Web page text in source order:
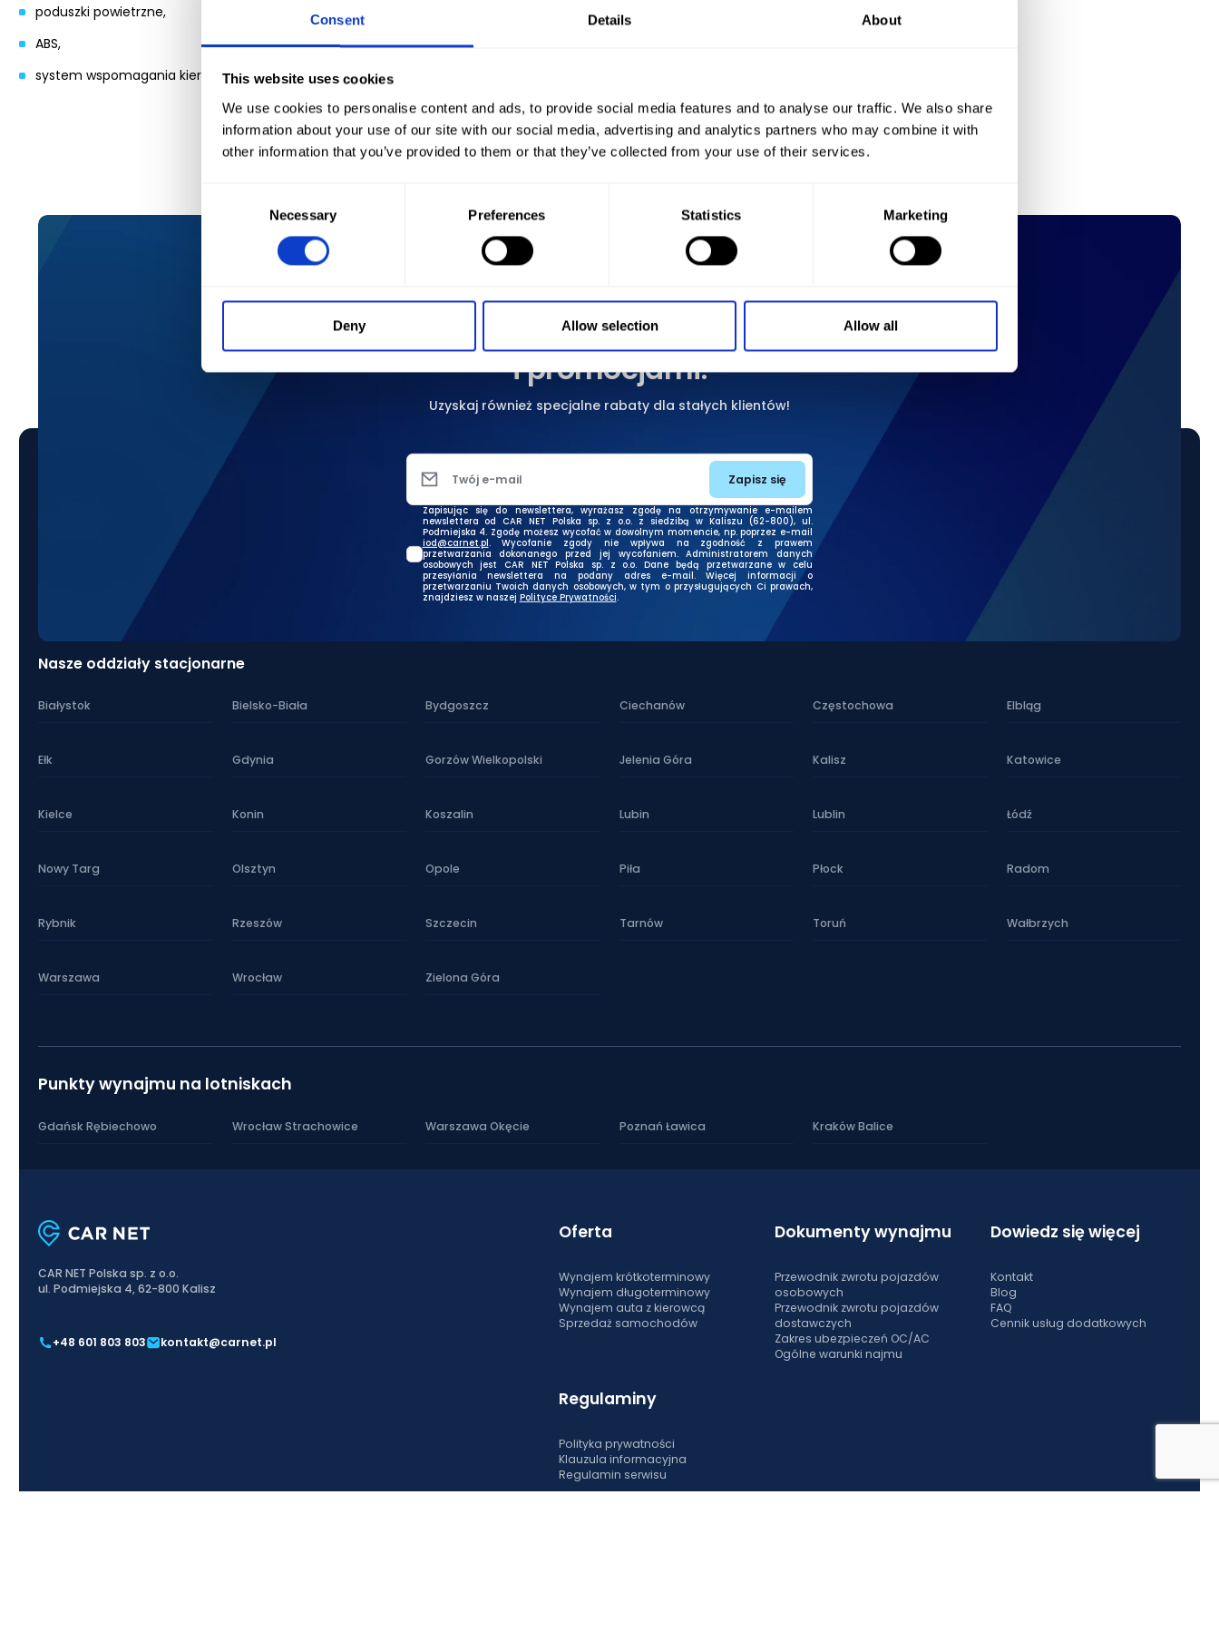
Consent Details About
This website uses cookies
We use cookies to personalise content and ads, to provide social media features and to analyse our traffic. We also share
information about your use of our site with our social media, advertising and analytics partners who may combine it with
other information that you’ve provided to them or that they’ve collected from your use of their services.
Selection
Necessary Preferences Statistics Marketing
Deny Allow selection Allow all
poduszki powietrzne,
ABS,
system wspomagania kierownicy.
Bądź na bieżąco
z naszymi nowościami
i promocjami.
Uzyskaj również specjalne rabaty dla stałych klientów!
Twój e-mail Zapisz się
Zapisując się do newslettera, wyrażasz zgodę na otrzymywanie e-mailem
newslettera od CAR NET Polska sp. z o.o. z siedzibą w Kaliszu (62-800), ul.
Podmiejska 4. Zgodę możesz wycofać w dowolnym momencie, np. poprzez e-mail
iod@carnet.pl. Wycofanie zgody nie wpływa na zgodność z prawem
przetwarzania dokonanego przed jej wycofaniem. Administratorem danych
osobowych jest CAR NET Polska sp. z o.o. Dane będą przetwarzane w celu
przesyłania newslettera na podany adres e-mail. Więcej informacji o
przetwarzaniu Twoich danych osobowych, w tym o przysługujących Ci prawach,
znajdziesz w naszej Polityce Prywatności.
Nasze oddziały stacjonarne
Białystok Bielsko-Biała Bydgoszcz Ciechanów Częstochowa Elbląg
Ełk Gdynia Gorzów Wielkopolski Jelenia Góra Kalisz Katowice
Kielce Konin Koszalin Lubin Lublin Łódź
Nowy Targ Olsztyn Opole Piła Płock Radom
Rybnik Rzeszów Szczecin Tarnów Toruń Wałbrzych
Warszawa Wrocław Zielona Góra
Punkty wynajmu na lotniskach
Gdańsk Rębiechowo Wrocław Strachowice Warszawa Okęcie Poznań Ławica Kraków Balice
CAR NET Polska sp. z o.o.
ul. Podmiejska 4, 62-800 Kalisz
+48 601 803 803 kontakt@carnet.pl
Oferta
Wynajem krótkoterminowy
Wynajem długoterminowy
Wynajem auta z kierowcą
Sprzedaż samochodów
Dokumenty wynajmu
Przewodnik zwrotu pojazdów
osobowych
Przewodnik zwrotu pojazdów
dostawczych
Zakres ubezpieczeń OC/AC
Ogólne warunki najmu
Dowiedz się więcej
Kontakt
Blog
FAQ
Cennik usług dodatkowych
Regulaminy
Polityka prywatności
Klauzula informacyjna
Regulamin serwisu